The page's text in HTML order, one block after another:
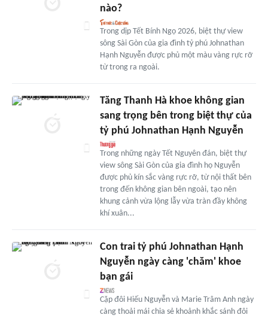
nào?
Trong dịp Tết Bính Ngọ 2026, biệt thự view
sông Sài Gòn của gia đình tỷ phú Johnathan
Hạnh Nguyễn được phủ một màu vàng rực rỡ
từ trong ra ngoài.
Tăng Thanh Hà khoe không gian
sang trọng bên trong biệt thự của
tỷ phú Johnathan Hạnh Nguyễn
Trong những ngày Tết Nguyên đán, biệt thự
view sông Sài Gòn của gia đình họ Nguyễn
được phủ kín sắc vàng rực rỡ, từ nội thất bên
trong đến không gian bên ngoài, tạo nên
khung cảnh vừa lộng lẫy vừa tràn đầy không
khí xuân...
Con trai tỷ phú Johnathan Hạnh
Nguyễn ngày càng 'chăm' khoe
bạn gái
Cặp đôi Hiếu Nguyễn và Marie Trâm Anh ngày
càng thoải mái chia sẻ khoảnh khắc sánh đôi